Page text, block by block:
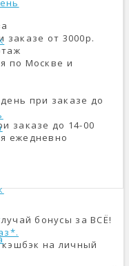
заказе от 3000р.
по Москве и
при заказе до
заказе до 14-00
ежедневно
бонусы за ВСЁ!
на личный